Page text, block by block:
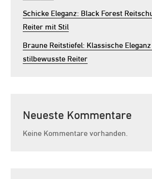
Schicke Eleganz: Black Forest
Reiter mit Stil
Braune Reitstiefel: Klassische
stilbewusste Reiter
Neueste Kommentare
Keine Kommentare vorhanden.